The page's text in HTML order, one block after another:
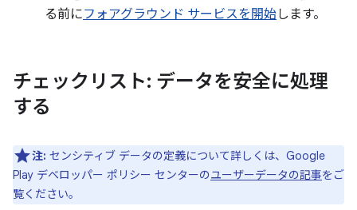
る前にフォアグラウンド サービスを開始します。
チェックリスト: データを安全に処理
する
注: センシティブ データの定義について詳しくは、Google
Play デベロッパー ポリシー センターのユーザーデータの記事をご
覧ください。